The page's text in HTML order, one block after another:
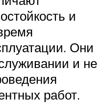
и
Они
и не
работ.